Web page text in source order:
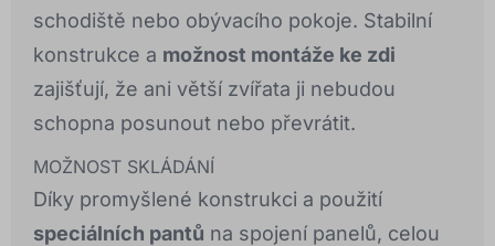
schodiště nebo obývacího pokoje. Stabilní
konstrukce a možnost montáže ke zdi
zajišťují, že ani větší zvířata ji nebudou
schopna posunout nebo převrátit.
MOŽNOST SKLÁDÁNÍ
Díky promyšlené konstrukci a použití
speciálních pantů na spojení panelů, celou